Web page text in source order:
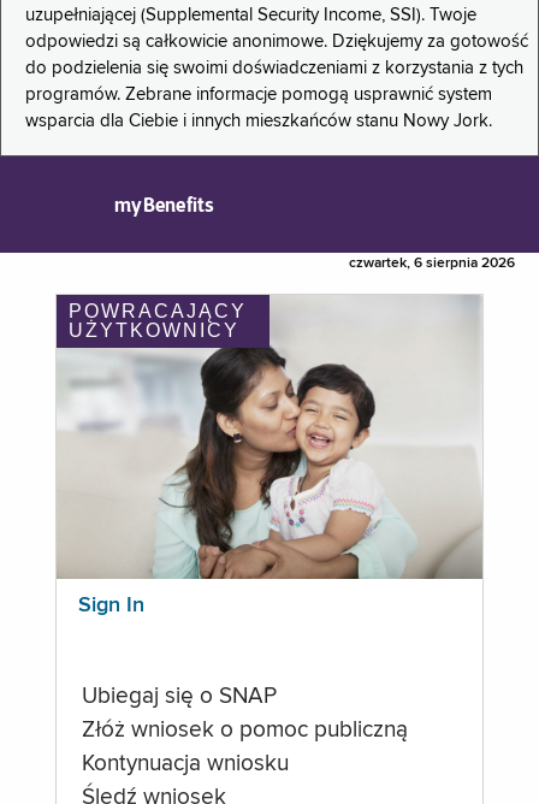
uzupełniającej (Supplemental Security Income, SSI). Twoje
odpowiedzi są całkowicie anonimowe. Dziękujemy za gotowość
do podzielenia się swoimi doświadczeniami z korzystania z tych
programów. Zebrane informacje pomogą usprawnić system
wsparcia dla Ciebie i innych mieszkańców stanu Nowy Jork.
myBenefits
czwartek, 6 sierpnia 2026
POWRACAJĄCY
UŻYTKOWNICY
Sign In
Ubiegaj się o SNAP
Złóż wniosek o pomoc publiczną
Kontynuacja wniosku
Śledź wniosek